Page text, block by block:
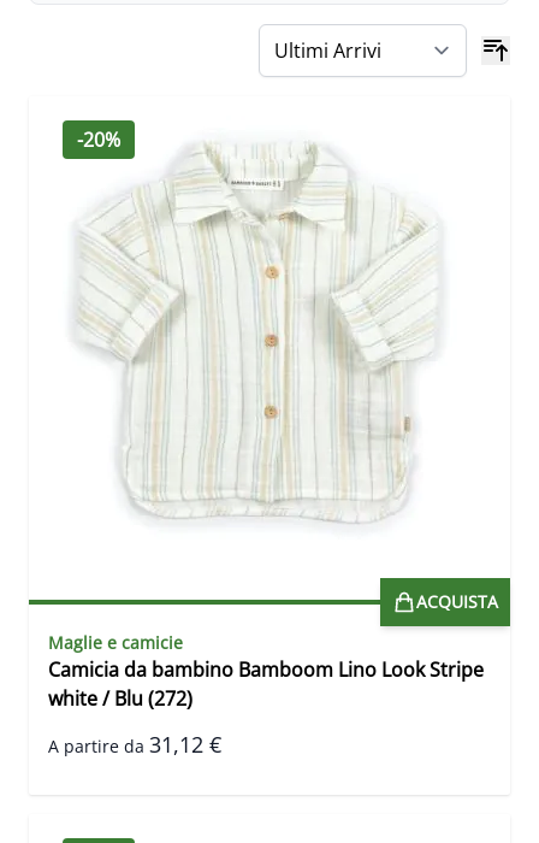
-20%
ACQUISTA
Maglie e camicie
Camicia da bambino Bamboom Lino Look Stripe
white / Blu (272)
A partire da 31,12 €